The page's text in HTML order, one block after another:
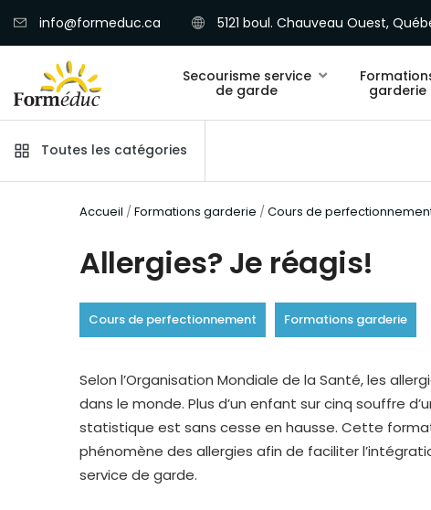
info@formeduc.ca 5121 boul. Chauveau Ouest,
Secourisme service
de garde
garderie
Toutes les catégories
Accueil /Formations garderie /Cours de
Allergies? Je réagis!
Cours de perfectionnement Formations garderie
Selon l’Organisation Mondiale de la Santé, les
dans le monde. Plus d’un enfant sur cinq souffre
statistique est sans cesse en hausse. Cette
phénomène des allergies afin de faciliter
service de garde.